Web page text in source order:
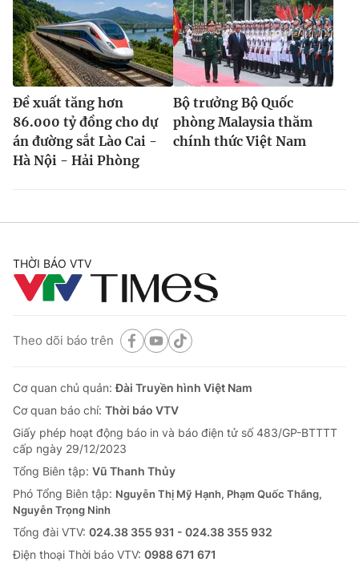
Đề xuất tăng hơn
86.000 tỷ đồng cho dự
án đường sắt Lào Cai -
Hà Nội - Hải Phòng
Bộ trưởng Bộ Quốc
phòng Malaysia thăm
chính thức Việt Nam
THỜI BÁO VTV
Theo dõi báo trên
Cơ quan chủ quản:Đài Truyền hình Việt Nam
Cơ quan báo chí: Thời báo VTV
Giấy phép hoạt động báo in và báo điện tử số 483/GP-BTTTT
cấp ngày 29/12/2023
Tổng Biên tập: Vũ Thanh Thủy
Phó Tổng Biên tập: Nguyễn Thị Mỹ Hạnh, Phạm Quốc Thắng,
Nguyễn Trọng Ninh
Tổng đài VTV: 024.38 355 931 - 024.38 355 932
Ðiện thoại Thời báo VTV: 0988 671 671